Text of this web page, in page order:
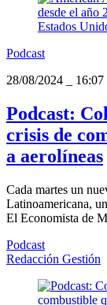
Podcast
28/08/2024
16:07
Podcast:
crisis de
a aerolíneas
Cada martes un
Latinoamericana,
El Economista de
Podcast
Redacción Gestión